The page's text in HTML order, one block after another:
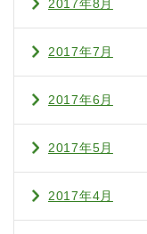
2017年8月
2017年7月
2017年6月
2017年5月
2017年4月